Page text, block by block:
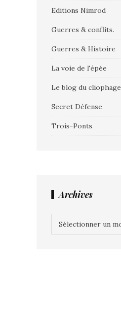
Editions Nimrod
Guerres & conflits.
Guerres & Histoire
La voie de l'épée
Le blog du cliophage
Secret Défense
Trois-Ponts
Archives